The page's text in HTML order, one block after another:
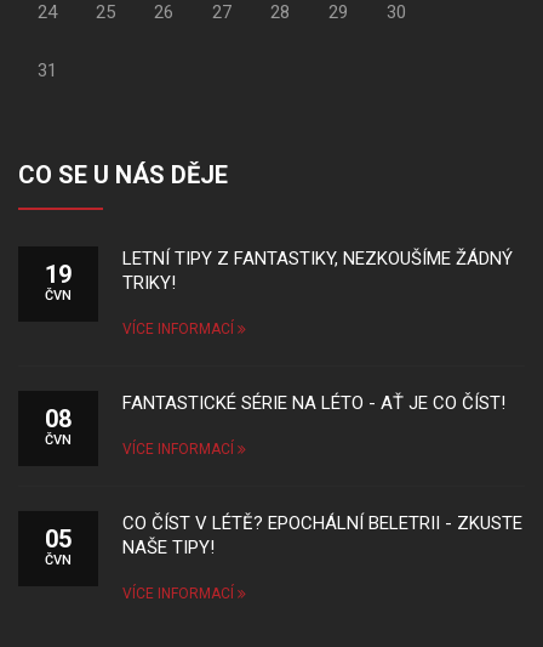
24 25 26 27 28 29 30
31
CO SE U NÁS DĚJE
19
ČVN
LETNÍ TIPY Z FANTASTIKY, NEZKOUŠÍME ŽÁDNÝ
TRIKY!
VÍCE INFORMACÍ
08
ČVN
FANTASTICKÉ SÉRIE NA LÉTO - AŤ JE CO ČÍST!
VÍCE INFORMACÍ
05
ČVN
CO ČÍST V LÉTĚ? EPOCHÁLNÍ BELETRII - ZKUSTE
NAŠE TIPY!
VÍCE INFORMACÍ